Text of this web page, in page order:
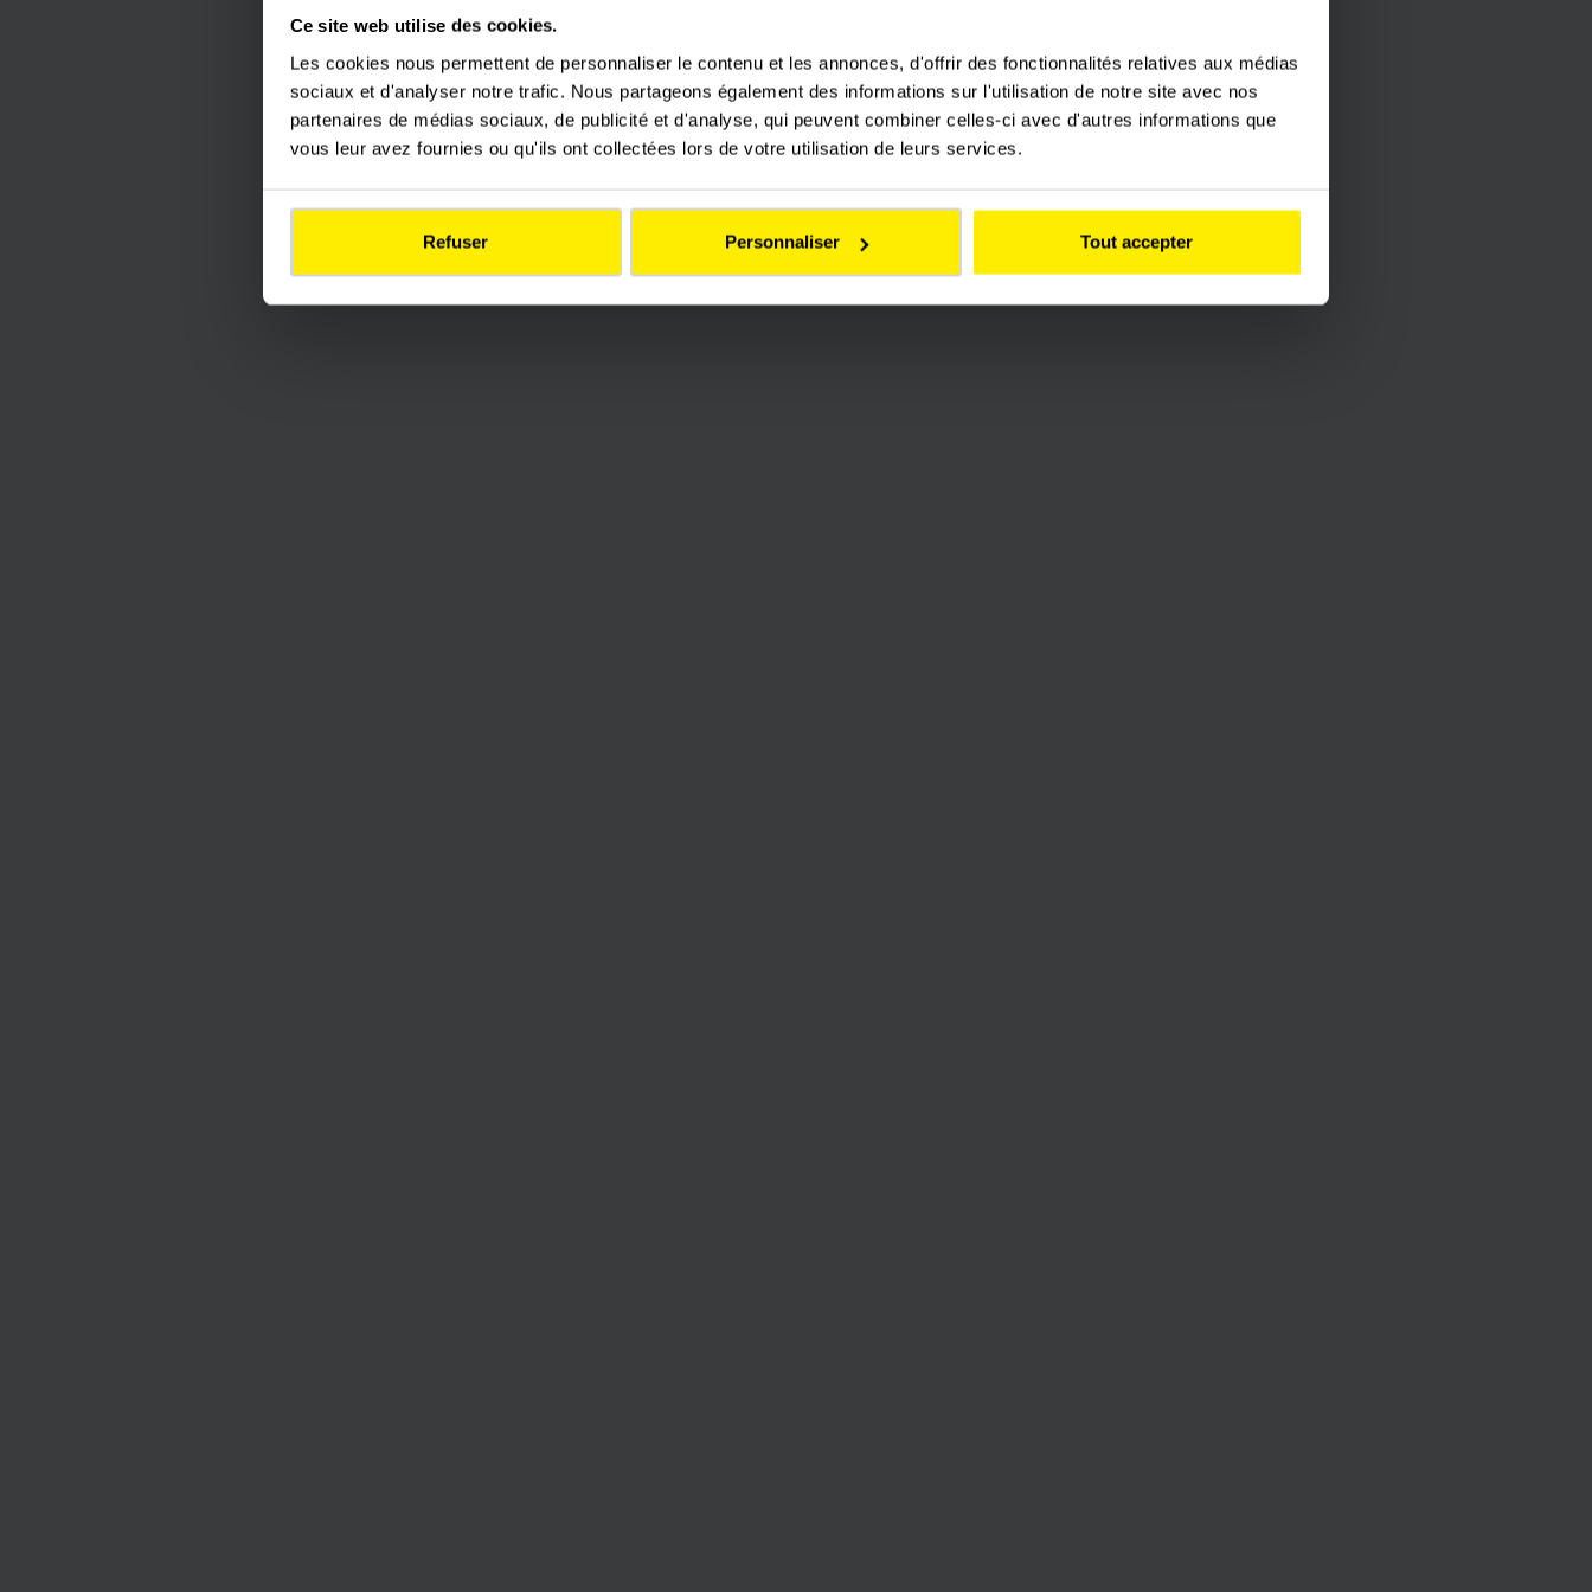
Ce site web utilise des cookies.
Les cookies nous permettent de personnaliser le contenu et les annonces, d'offrir des fonctionnalités relatives aux médias
sociaux et d'analyser notre trafic. Nous partageons également des informations sur l'utilisation de notre site avec nos
partenaires de médias sociaux, de publicité et d'analyse, qui peuvent combiner celles-ci avec d'autres informations que
vous leur avez fournies ou qu'ils ont collectées lors de votre utilisation de leurs services.
Refuser Personnaliser Tout accepter